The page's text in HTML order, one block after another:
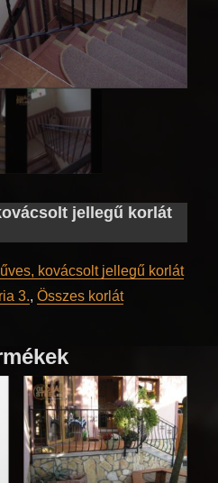
jellegű korlát
kovácsolt jellegű korlát
3.,Összes korlát